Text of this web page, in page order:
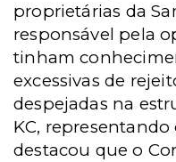
proprietárias da
responsável pela
tinham
excessivas de
despejadas na
KC, representando
destacou que o